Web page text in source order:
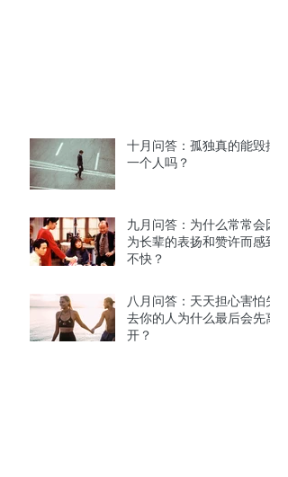
十月问答：孤独真的能毁掉
一个人吗？
九月问答：为什么常常会因
为长辈的表扬和赞许而感到
不快？
八月问答：天天担心害怕失
去你的人为什么最后会先离
开？